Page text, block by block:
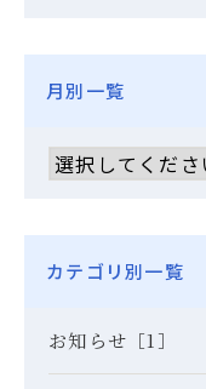
月別一覧
カテゴリ別一覧
お知らせ［1］